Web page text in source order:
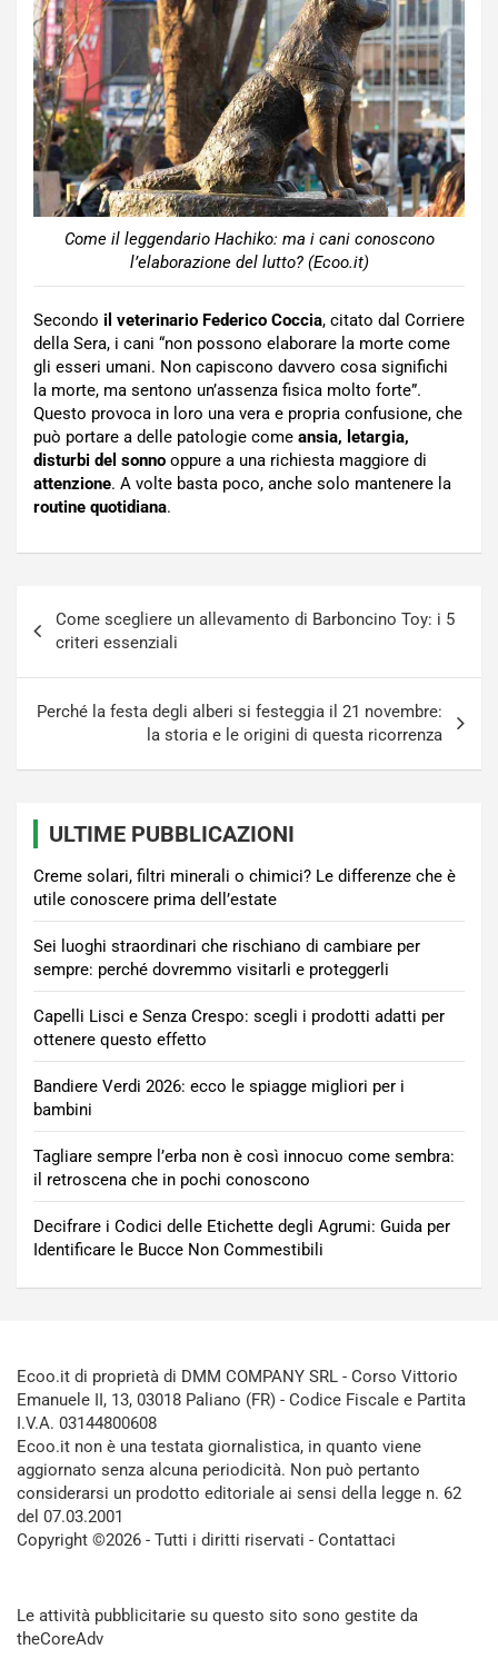
Come il leggendario Hachiko: ma i cani conoscono
l’elaborazione del lutto? (Ecoo.it)
Secondo il veterinario Federico Coccia, citato dal Corriere
della Sera, i cani “non possono elaborare la morte come
gli esseri umani. Non capiscono davvero cosa significhi
la morte, ma sentono un’assenza fisica molto forte”.
Questo provoca in loro una vera e propria confusione, che
può portare a delle patologie come ansia, letargia,
disturbi del sonno oppure a una richiesta maggiore di
attenzione. A volte basta poco, anche solo mantenere la
routine quotidiana.
articoli
Come scegliere un allevamento di Barboncino Toy: i 5
criteri essenziali
Perché la festa degli alberi si festeggia il 21 novembre:
la storia e le origini di questa ricorrenza
ULTIME PUBBLICAZIONI
Creme solari, filtri minerali o chimici? Le differenze che è
utile conoscere prima dell’estate
Sei luoghi straordinari che rischiano di cambiare per
sempre: perché dovremmo visitarli e proteggerli
Capelli Lisci e Senza Crespo: scegli i prodotti adatti per
ottenere questo effetto
Bandiere Verdi 2026: ecco le spiagge migliori per i
bambini
Tagliare sempre l’erba non è così innocuo come sembra:
il retroscena che in pochi conoscono
Decifrare i Codici delle Etichette degli Agrumi: Guida per
Identificare le Bucce Non Commestibili
Ecoo.it di proprietà di DMM COMPANY SRL - Corso Vittorio
Emanuele II, 13, 03018 Paliano (FR) - Codice Fiscale e Partita
I.V.A. 03144800608
Ecoo.it non è una testata giornalistica, in quanto viene
aggiornato senza alcuna periodicità. Non può pertanto
considerarsi un prodotto editoriale ai sensi della legge n. 62
del 07.03.2001
Copyright ©2026 - Tutti i diritti riservati - Contattaci
Le attività pubblicitarie su questo sito sono gestite da
theCoreAdv